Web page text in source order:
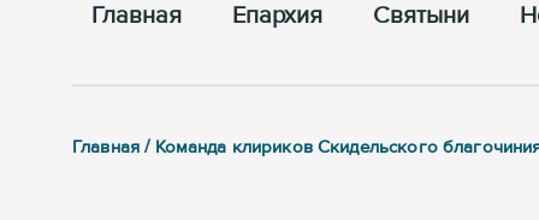
Главная Епархия Cвятыни
Главная / Команда клириков Скидельского